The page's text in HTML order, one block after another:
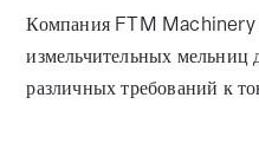
Компания FTM Machinery
измельчительных мельниц
различных требований к